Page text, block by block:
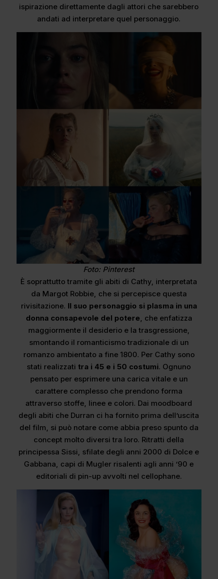
ispirazione direttamente dagli attori che sarebbero
andati ad interpretare quel personaggio.
Foto: Pinterest
È soprattutto tramite gli abiti di Cathy, interpretata
da Margot Robbie, che si percepisce questa
rivisitazione. Il suo personaggio si plasma in una
donna consapevole del potere, che enfatizza
maggiormente il desiderio e la trasgressione,
smontando il romanticismo tradizionale di un
romanzo ambientato a fine 1800. Per Cathy sono
stati realizzati tra i 45 e i 50 costumi. Ognuno
pensato per esprimere una carica vitale e un
carattere complesso che prendono forma
attraverso stoffe, linee e colori. Dai moodboard
degli abiti che Durran ci ha fornito prima dell’uscita
del film, si può notare come abbia preso spunto da
concept molto diversi tra loro. Ritratti della
principessa Sissi, sfilate degli anni 2000 di Dolce e
Gabbana, capi di Mugler risalenti agli anni ’90 e
editoriali di pin-up avvolti nel cellophane.